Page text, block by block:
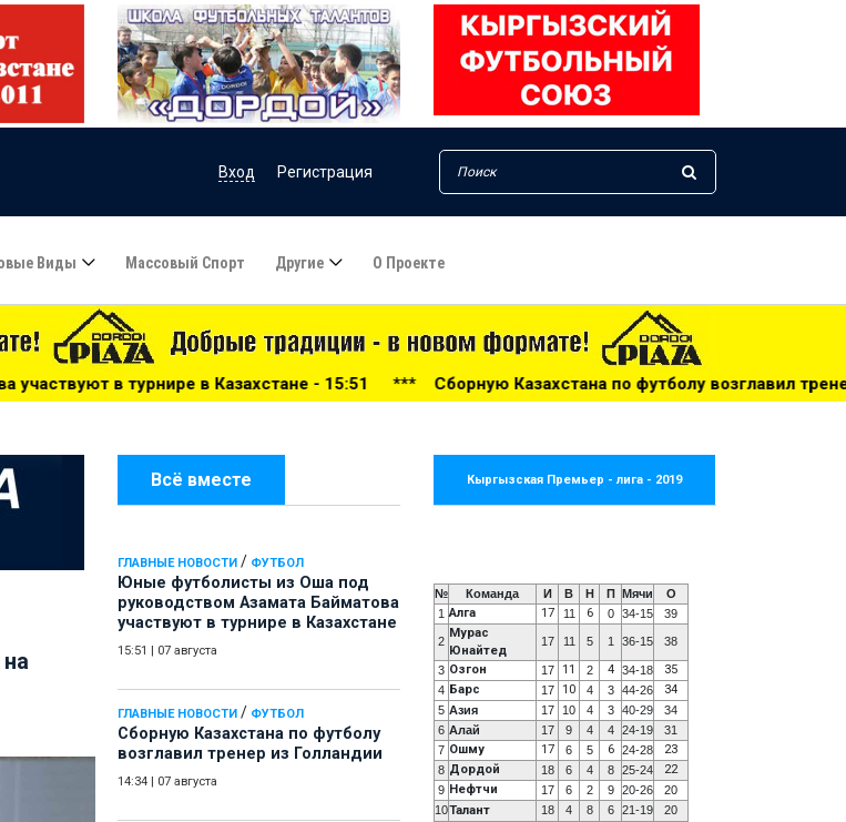
Вход Регистрация
Виды Массовый Спорт Другие О Проекте
- 15:51 ***Сборную Казахстана по футболу возглавил тренер из Голландии - 14:34
Всё вместе
ГЛАВНЫЕ НОВОСТИ / ФУТБОЛ
Юные футболисты из Оша под
руководством Азамата Байматова
участвуют в турнире в Казахстане
15:51 07 августа
ГЛАВНЫЕ НОВОСТИ / ФУТБОЛ
Сборную Казахстана по футболу
возглавил тренер из Голландии
14:34 07 августа
Кыргызская Премьер - лига - 2019
№ Команда И В Н П Мячи
О
1 Алга 17 11 6 0 34-15 39
2
Мурас
Юнайтед
17 11 5 1 36-15 38
3 Озгон 17 11 2 4 34-18 35
4 Барс 17 10 4 3 44-26 34
5 Азия 17 10 4 3 40-29
34
6 Алай 17 9 4 4 24-19
31
7 Ошму 17 6 5 6 24-28 23
8 Дордой 18 6 4 8 25-24 22
9 Нефтчи 17 6 2 9 20-26
20
10Талант 18 4 8 6 21-19
20